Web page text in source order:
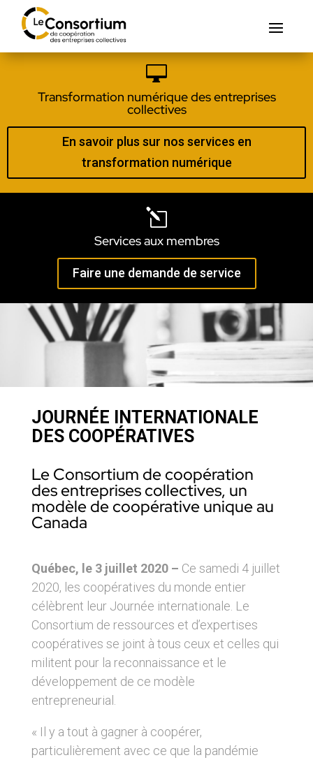

Transformation numérique des entreprises
collectives
En savoir plus sur nos services en
transformation numérique
l
Services aux membres
Faire une demande de service
JOURNÉE INTERNATIONALE
DES COOPÉRATIVES
Le Consortium de coopération
des entreprises collectives, un
modèle de coopérative unique au
Canada
Québec, le 3 juillet 2020 – Ce samedi 4 juillet
2020, les coopératives du monde entier
célèbrent leur Journée internationale. Le
Consortium de ressources et d’expertises
coopératives se joint à tous ceux et celles qui
militent pour la reconnaissance et le
développement de ce modèle
entrepreneurial.
« Il y a tout à gagner à coopérer,
particulièrement avec ce que la pandémie